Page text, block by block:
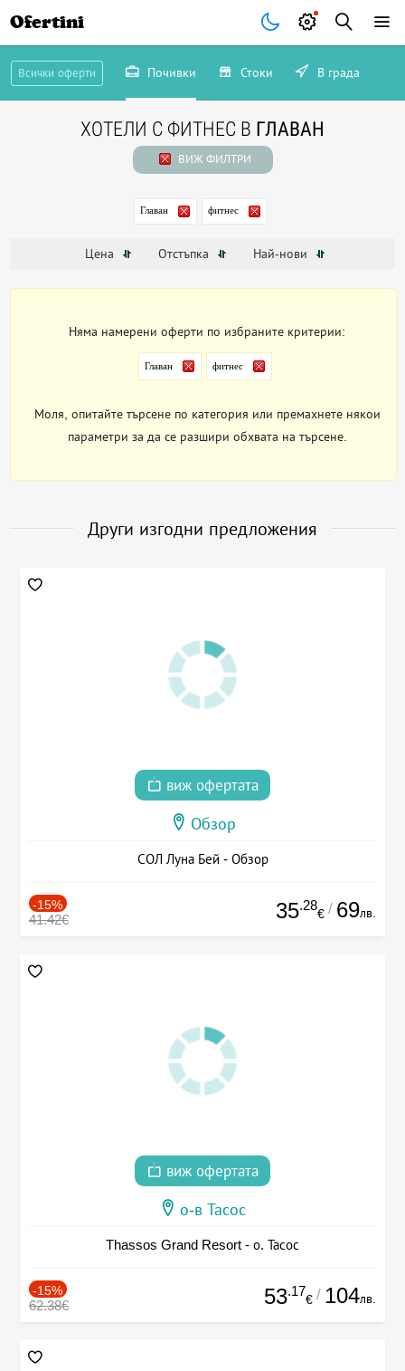
Ofertini
Всички оферти Почивки Стоки В града
ХОТЕЛИ С ФИТНЕС В ГЛАВАН
ВИЖ ФИЛТРИ
Главан фитнес
Цена Отстъпка Най-нови
Няма намерени оферти по избраните критерии:
Главан фитнес
Моля, опитайте търсене по категория или премахнете някои
параметри за да се разшири обхвата на търсене.
Други изгодни предложения
виж офертата
Обзор
СОЛ Луна Бей - Обзор
-15%
41.42€ 35.28
€ / 69лв.
виж офертата
о-в Тасос
Thassos Grand Resort - о. Тасос
-15%
62.38€ 53.17
€ / 104лв.